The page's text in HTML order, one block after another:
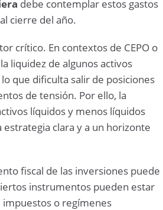
debe contemplar estos gastos
cierre del año.
crítico. En contextos de CEPO o
liquidez de algunos activos
que dificulta salir de posiciones
de tensión. Por ello, la
líquidos y menos líquidos
clara y a un horizonte
fiscal de las inversiones puede
instrumentos pueden estar
o regímenes